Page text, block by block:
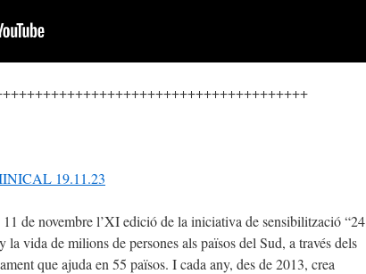
19.11.23
de novembre l’XI edició de la iniciativa de sensibilització “24
la vida de milions de persones als països del Sud, a través dels
que ajuda en 55 països. I cada any, des de 2013, crea